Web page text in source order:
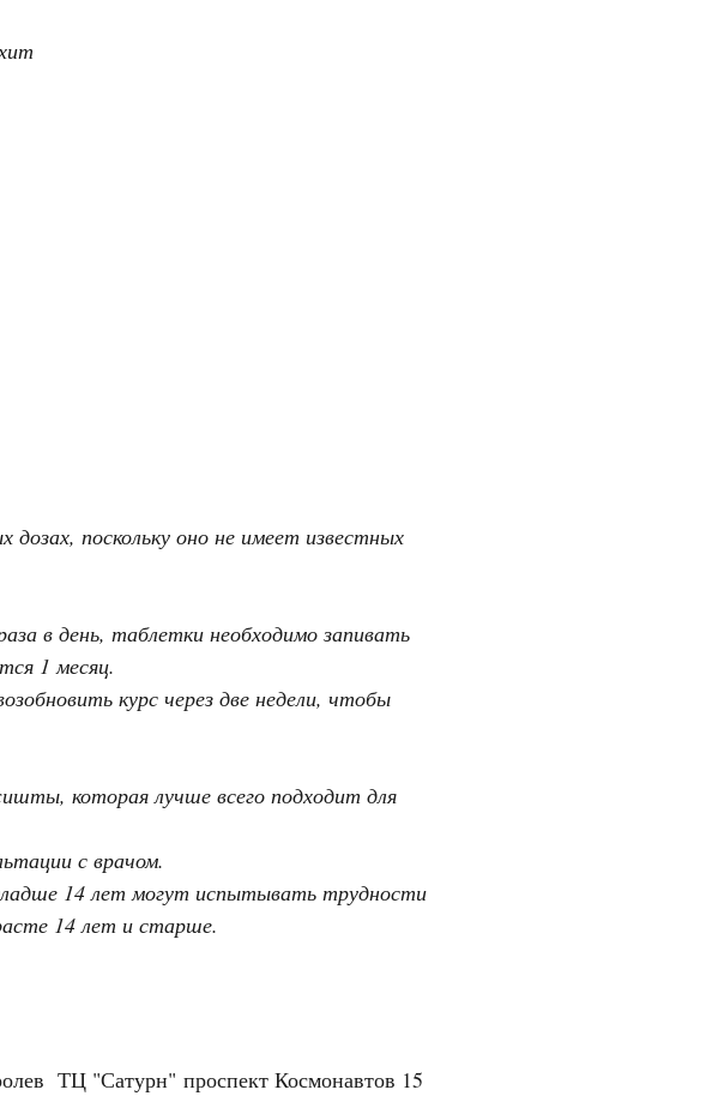
поскольку оно не имеет известных
в день, таблетки необходимо запивать
1 месяц.
курс через две недели, чтобы
которая лучше всего подходит для
с врачом.
14 лет могут испытывать трудности
14 лет и старше.
ТЦ "Сатурн" проспект Космонавтов 15